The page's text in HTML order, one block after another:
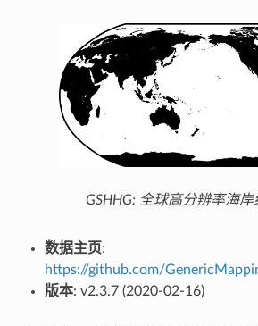
GSHHG: 全球高分辨率海岸
数据主页:
https://github.com/
版本: v2.3.7 (2020-02-16)